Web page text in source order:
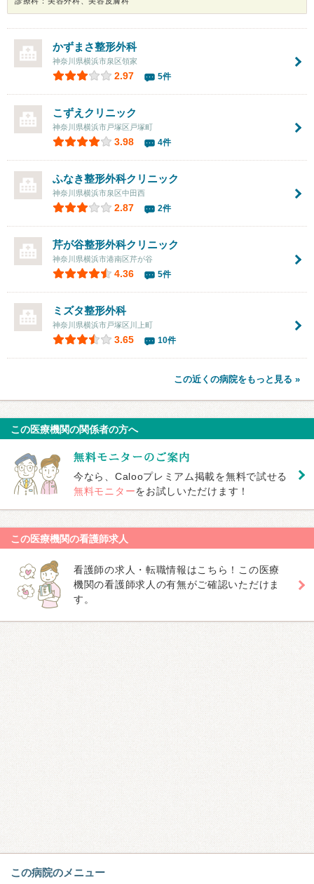
かずまさ整形外科
神奈川県横浜市泉区領家
2.97 5件
こずえクリニック
神奈川県横浜市戸塚区戸塚町
3.98 4件
ふなき整形外科クリニック
神奈川県横浜市泉区中田西
2.87 2件
芹が谷整形外科クリニック
神奈川県横浜市港南区芹が谷
4.36 5件
ミズタ整形外科
神奈川県横浜市戸塚区川上町
3.65 10件
この近くの病院をもっと見る »
この医療機関の関係者の方へ
今なら、Calooプレミアム掲載を無料で試せる
無料モニターをお試しいただけます！
この医療機関の看護師求人
看護師の求人・転職情報はこちら！この医療
機関の看護師求人の有無がご確認いただけま
す。
この病院のメニュー